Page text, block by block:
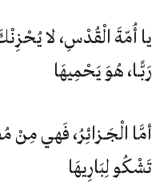
يا أُمّةَ الْقُدْسِ، لا
رَبًّـا، هُوَ يَحْمِيهَا
أمَّا الْجَـزائِرُ، فَهي مِنْ
تَشْكُو لِبَارِيهَا